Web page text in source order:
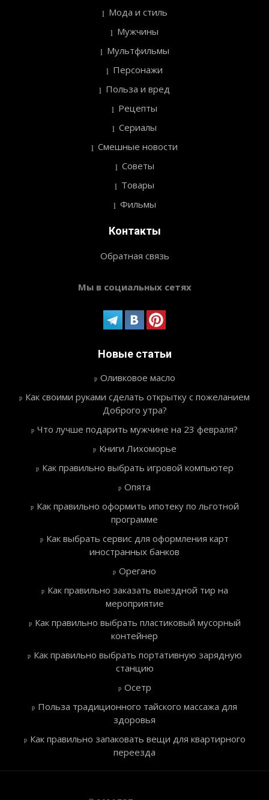
Мода и стиль
Мужчины
Мультфильмы
Персонажи
Польза и вред
Рецепты
Сериалы
Смешные новости
Советы
Товары
Фильмы
Контакты
Обратная связь
Мы в социальных сетях
Новые статьи
Оливковое масло
Как своими руками сделать открытку с пожеланием
Доброго утра?
Что лучше подарить мужчине на 23 февраля?
Книги Лихоморье
Как правильно выбрать игровой компьютер
Опята
Как правильно оформить ипотеку по льготной
программе
Как выбрать сервис для оформления карт
иностранных банков
Орегано
Как правильно заказать выездной тир на
мероприятие
Как правильно выбрать пластиковый мусорный
контейнер
Как правильно выбрать портативную зарядную
станцию
Осетр
Польза традиционного тайского массажа для
здоровья
Как правильно запаковать вещи для квартирного
переезда